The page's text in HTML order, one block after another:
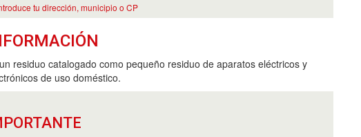
tu dirección, municipio o CP
residuo catalogado como pequeño residuo de aparatos eléctricos y
de uso doméstico.